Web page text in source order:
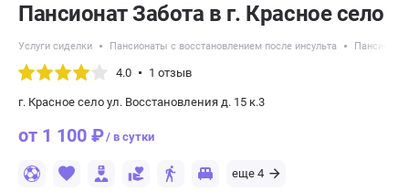
Пансионат Забота в г. Красное село
Услуги сиделки Пансионаты с восстановлением после инсульта
4.0 1 отзыв
г. Красное село ул. Восстановления д. 15 к.3
от 1 100 ₽/ в сутки
еще 4